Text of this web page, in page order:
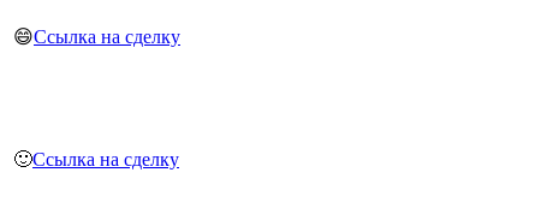
😄Ссылка на сделку
🙂Ссылка на сделку